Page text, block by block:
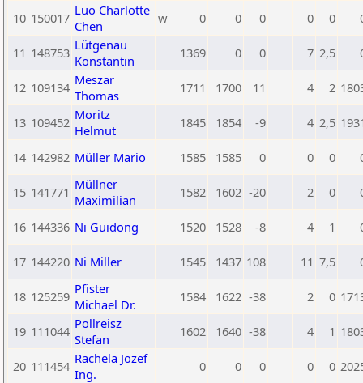
10 150017 Luo Charlotte
Chen
w 0 0 0 0 0
11 148753 Lütgenau
Konstantin
1369 0 0 7 2,5
12 109134 Meszar
Thomas
1711 1700 11 4 2
13 109452 Moritz
Helmut
1845 1854 -9 4 2,5
14 142982 Müller Mario 1585 1585 0 0 0
15 141771 Müllner
Maximilian
1582 1602 -20 2 0
16 144336 Ni Guidong 1520 1528 -8 4 1
17 144220 Ni Miller 1545 1437 108 11 7,5
18 125259 Pfister
Michael Dr.
1584 1622 -38 2 0
19 111044 Pollreisz
Stefan
1602 1640 -38 4 1
20 111454 Rachela Jozef
Ing.
0 0 0 0 0